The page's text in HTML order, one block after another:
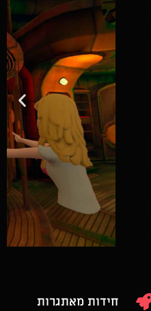
חידות מאתגרות